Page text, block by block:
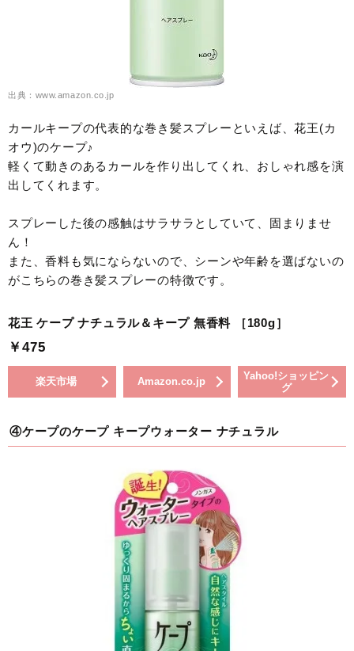
出典：www.amazon.co.jp
カールキープの代表的な巻き髪スプレーといえば、花王(カ
オウ)のケープ♪
軽くて動きのあるカールを作り出してくれ、おしゃれ感を演
出してくれます。
スプレーした後の感触はサラサラとしていて、固まりませ
ん！
また、香料も気にならないので、シーンや年齢を選ばないの
がこちらの巻き髪スプレーの特徴です。
花王 ケープ ナチュラル＆キープ 無香料 ［180g］
￥475
楽天市場 Amazon.co.jp
Yahoo!ショッピン
グ
④ケープのケープ キープウォーター ナチュラル